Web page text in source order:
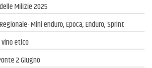
Milizie 2025
Mini enduro, Epoca, Enduro, Sprint
vino etico
2 Giugno